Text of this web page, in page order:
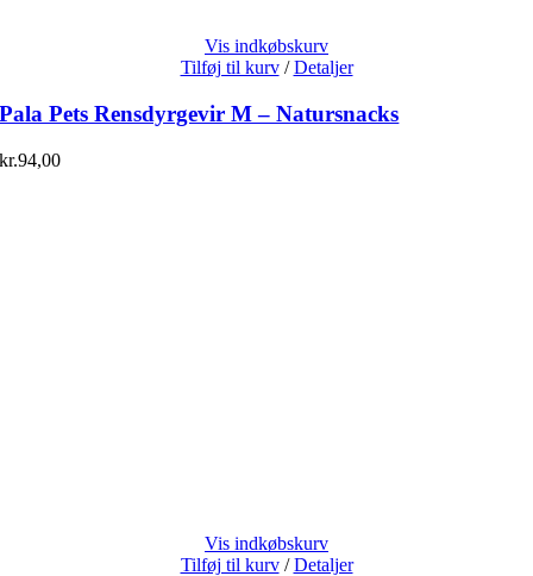
Vis indkøbskurv
Tilføj til kurv / Detaljer
Pala Pets Rensdyrgevir M – Natursnacks
kr.94,00
Vis indkøbskurv
Tilføj til kurv / Detaljer